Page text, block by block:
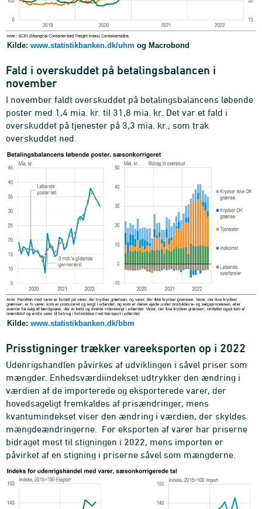
Kilde: www.statistikbanken.dk/uhm og Macrobond
Fald i overskuddet på betalingsbalancen i
november
I november faldt overskuddet på betalingsbalancens løbende
poster med 1,4 mia. kr. til 31,8 mia. kr. Det var et fald i
overskuddet på tjenester på 3,3 mia. kr., som trak
overskuddet ned.
Kilde: www.statistikbanken.dk/bbm
Prisstigninger trækker vareeksporten op i 2022
Udenrigshandlen påvirkes af udviklingen i såvel priser som
mængder. Enhedsværdiindekset udtrykker den ændring i
værdien af de importerede og eksporterede varer, der
hovedsageligt fremkaldes af prisændringer, mens
kvantumindekset viser den ændring i værdien, der skyldes
mængdeændringerne. For eksporten af varer har priserne
bidraget mest til stigningen i 2022, mens importen er
påvirket af en stigning i priserne såvel som mængderne.